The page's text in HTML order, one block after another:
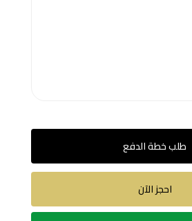
طلب خطة الدفع
احجز الآن